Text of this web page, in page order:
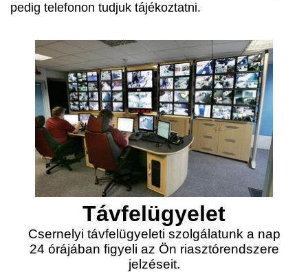
pedig telefonon tudjuk tájékoztatni.
Távfelügyelet
Csernelyi távfelügyeleti szolgálatunk a nap
24 órájában figyeli az Ön riasztórendszere
jelzéseit.